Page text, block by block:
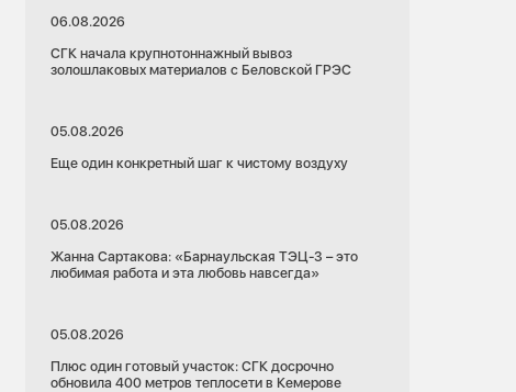
06.08.2026
СГК начала крупнотоннажный вывоз
золошлаковых материалов с Беловской ГРЭС
05.08.2026
Еще один конкретный шаг к чистому воздуху
05.08.2026
Жанна Сартакова: «Барнаульская ТЭЦ-3 – это
любимая работа и эта любовь навсегда»
05.08.2026
Плюс один готовый участок: СГК досрочно
обновила 400 метров теплосети в Кемерове